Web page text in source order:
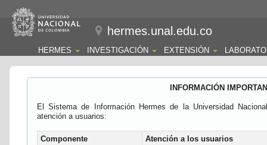
hermes.unal.edu.co
HERMES INVESTIGACIÓN EXTENSIÓN
INFORMACIÓN
El Sistema de Información Hermes de la Universidad
atención a usuarios:
Componente
Atención a los usuarios